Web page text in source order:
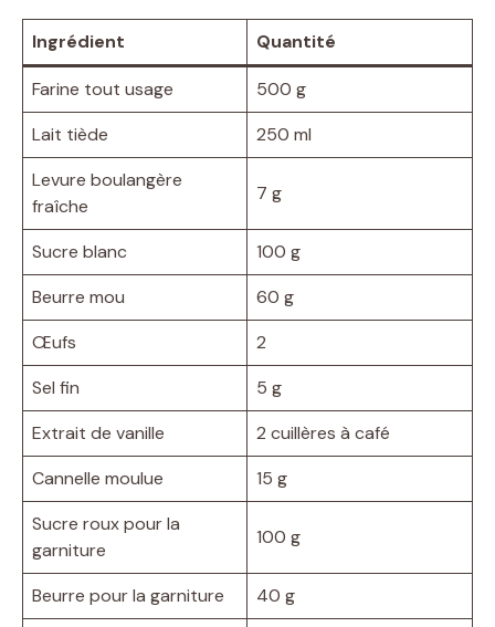
Ingrédient Quantité
Farine tout usage
500 g
Lait tiède
250 ml
Levure boulangère
fraîche
7 g
Sucre blanc
100 g
Beurre mou
60 g
Œufs
2
Sel fin
5 g
Extrait de vanille
2 cuillères à café
Cannelle moulue
15 g
Sucre roux pour la
garniture
100 g
Beurre pour la garniture
40 g